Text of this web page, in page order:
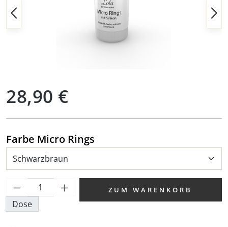
28,90 €
Farbe Micro Rings
Produkt Anzahl: Gib den gewünschten
Dose
ZUM WARENKORB